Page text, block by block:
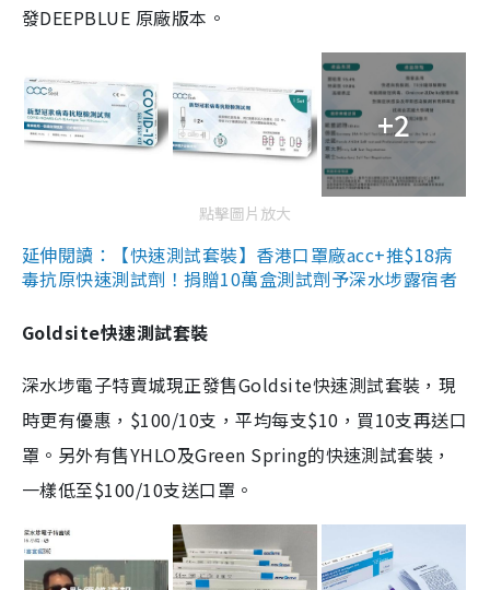
發DEEPBLUE 原廠版本。
+2
點擊圖片放大
延伸閱讀：【快速測試套裝】香港口罩廠acc+推$18病
毒抗原快速測試劑！捐贈10萬盒測試劑予深水埗露宿者
Goldsite快速測試套裝
深水埗電子特賣城現正發售Goldsite快速測試套裝，現
時更有優惠，$100/10支，平均每支$10，買10支再送口
罩。另外有售YHLO及Green Spring的快速測試套裝，
一樣低至$100/10支送口罩。